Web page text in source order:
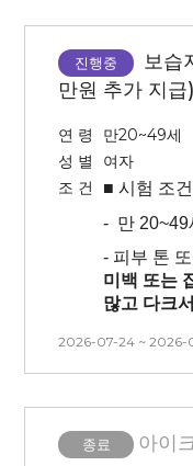
예민하다
피해주세요!
-본 시험은
, 날짜 변
방문바랍
-3개월 내
관련 시술
-모든 내용
예민하다고
피해주세요!
- 본 시험은
, 날짜 변
-안질환을
신체질환
렌즈 안끼
착용 금지)
-시험 당일
시험참여
- 전문의 참
신청해주
-예민하신
진행중
보습
만원 추가 지급)
연 령
만20~49세
성 별
여자
조 건
■ 시험 조건
- 만 20~49
- 피부 톤
미백 또는
많고 다크
- 시험 기간
(TS) 약
2026-07-24 ~
종료 아이